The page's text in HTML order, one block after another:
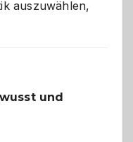
auszuwählen,
und